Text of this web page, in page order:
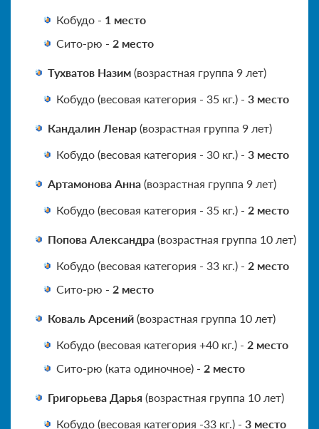
Кобудо - 1 место
Сито-рю - 2 место
Тухватов Назим (возрастная группа 9 лет)
Кобудо (весовая категория - 35 кг.) - 3 место
Кандалин Ленар (возрастная группа 9 лет)
Кобудо (весовая категория - 30 кг.) - 3 место
Артамонова Анна (возрастная группа 9 лет)
Кобудо (весовая категория - 35 кг.) - 2 место
Попова Александра (возрастная группа 10 лет)
Кобудо (весовая категория - 33 кг.) - 2 место
Сито-рю - 2 место
Коваль Арсений (возрастная группа 10 лет)
Кобудо (весовая категория +40 кг.) - 2 место
Сито-рю (ката одиночное) - 2 место
Григорьева Дарья (возрастная группа 10 лет)
Кобудо (весовая категория -33 кг.) - 3 место